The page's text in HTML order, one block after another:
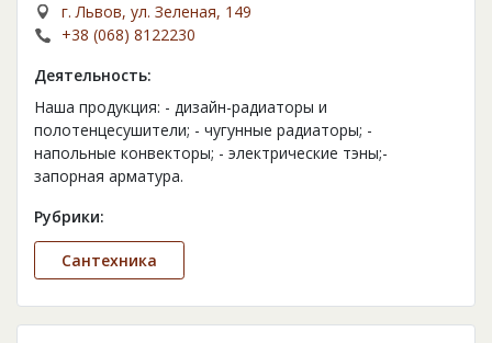
г. Львов, ул. Зеленая, 149
+38 (068) 8122230
Деятельность:
Наша продукция: - дизайн-радиаторы и
полотенцесушители; - чугунные радиаторы; -
напольные конвекторы; - электрические тэны;-
запорная арматура.
Рубрики:
Сантехника